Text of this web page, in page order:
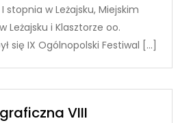
stopnia w Leżajsku, Miejskim
Leżajsku i Klasztorze oo.
się IX Ogólnopolski Festiwal […]
VIII